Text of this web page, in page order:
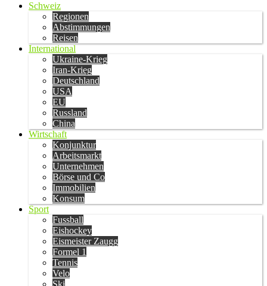
Schweiz
Regionen
Abstimmungen
Reisen
International
Ukraine-Krieg
Iran-Krieg
Deutschland
USA
EU
Russland
China
Wirtschaft
Konjunktur
Arbeitsmarkt
Unternehmen
Börse und Co
Immobilien
Konsum
Sport
Fussball
Eishockey
Eismeister Zaugg
Formel 1
Tennis
Velo
Ski